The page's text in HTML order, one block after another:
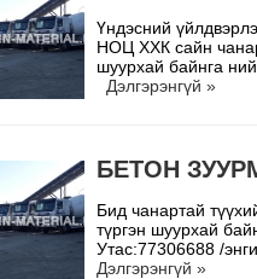
Үндэсний
НОЦ ХХК сайн
шуурхай байнга
Дэлгэрэнгүй »
БЕТОН
Бид чанартай
түргэн шуурхай
Утас:77306688 /
Дэлгэрэнгүй »